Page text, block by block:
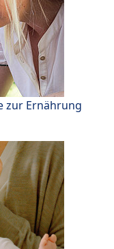
zur Ernährung